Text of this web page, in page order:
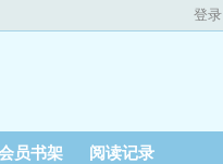
登录
员书架 阅读记录